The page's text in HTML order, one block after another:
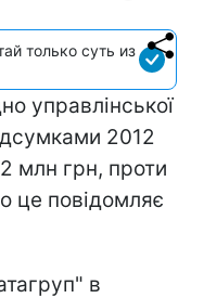
только суть из
управлінської
2012
млн грн, проти
це повідомляє
в